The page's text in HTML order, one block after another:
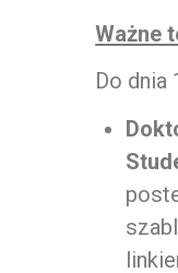
Ważne
Do dnia